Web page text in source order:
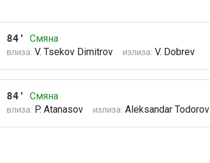
84' Смяна
влиза: V. Tsekov Dimitrov излиза: V. Dobrev
84' Смяна
влиза: P. Atanasov излиза: Aleksandar Todorov